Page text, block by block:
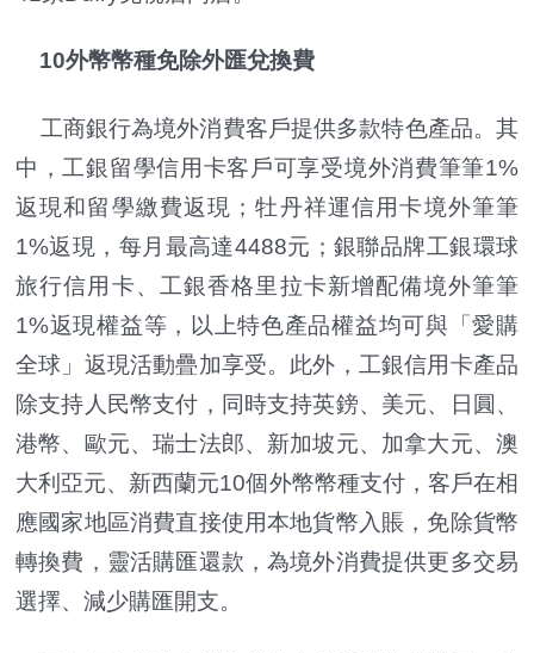
10外幣幣種免除外匯兌換費
工商銀行為境外消費客戶提供多款特色產品。其
中，工銀留學信用卡客戶可享受境外消費筆筆1%
返現和留學繳費返現；牡丹祥運信用卡境外筆筆
1%返現，每月最高達4488元；銀聯品牌工銀環球
旅行信用卡、工銀香格里拉卡新增配備境外筆筆
1%返現權益等，以上特色產品權益均可與「愛購
全球」返現活動疊加享受。此外，工銀信用卡產品
除支持人民幣支付，同時支持英鎊、美元、日圓、
港幣、歐元、瑞士法郎、新加坡元、加拿大元、澳
大利亞元、新西蘭元10個外幣幣種支付，客戶在相
應國家地區消費直接使用本地貨幣入賬，免除貨幣
轉換費，靈活購匯還款，為境外消費提供更多交易
選擇、減少購匯開支。